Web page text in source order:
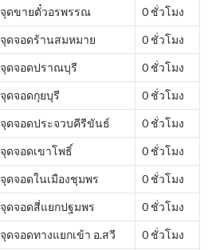
จุดขายตั๋วอรพรรณ 0 ชั่วโมง
จุดจอดร้านสมหมาย 0 ชั่วโมง
จุดจอดปราณบุรี 0 ชั่วโมง
จุดจอดกุยบุรี 0 ชั่วโมง
จุดจอดประจวบคีรีขันธ์ 0 ชั่วโมง
จุดจอดเขาโพธิ์ 0 ชั่วโมง
จุดจอดในเมืองชุมพร 0 ชั่วโมง
จุดจอดสี่แยกปฐมพร 0 ชั่วโมง
จุดจอดทางแยกเข้า อ.สวี 0 ชั่วโมง